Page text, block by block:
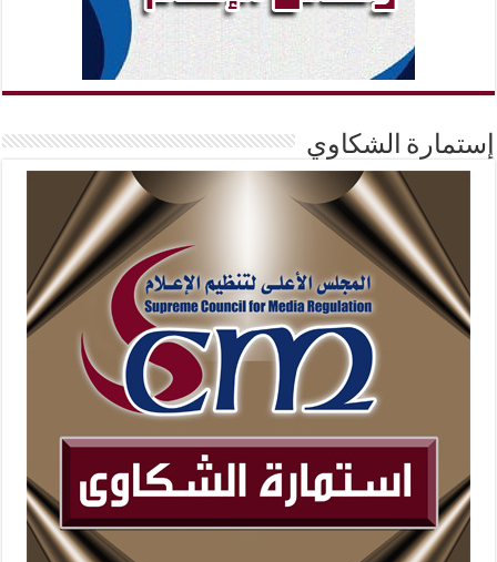
إستمارة الشكاوي